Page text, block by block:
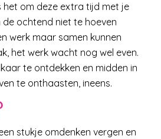
het om deze extra tijd met je
de ochtend niet te hoeven
werk maar samen kunnen
het werk wacht nog wel even.
te ontdekken en midden in
te onthaasten, ineens.
stukje omdenken vergen en